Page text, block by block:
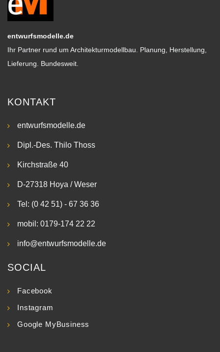
entwurfsmodelle.de
Ihr Partner rund um Architekturmodellbau. Planung, Herstellung,
Lieferung. Bundesweit.
KONTAKT
entwurfsmodelle.de
Dipl.-Des. Thilo Thoss
Kirchstraße 40
D-27318 Hoya / Weser
Tel: (0 42 51) - 67 36 36
mobil: 0179-174 22 22
info@entwurfsmodelle.de
SOCIAL
Facebook
Instagram
Google MyBusiness